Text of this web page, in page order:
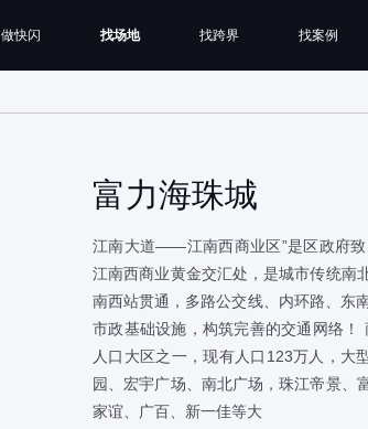
做快闪 找场地 找跨界 找案例
富力海珠城
江南大道——江南西商业区”是区政府
江南西商业黄金交汇处，是城市传统南
南西站贯通，多路公交线、内环路、东
市政基础设施，构筑完善的交通网络
人口大区之一，现有人口123万人，大
园、宏宇广场、南北广场，珠江帝景、
家谊、广百、新一佳等大